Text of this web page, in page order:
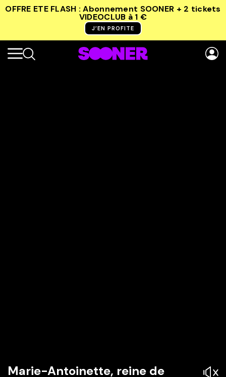
OFFRE ETE FLASH : Abonnement SOONER + 2 tickets
VIDEOCLUB à 1 €
J’EN PROFITE
Marie-Antoinette, reine de